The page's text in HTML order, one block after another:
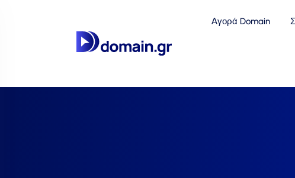
Αγορά Domain